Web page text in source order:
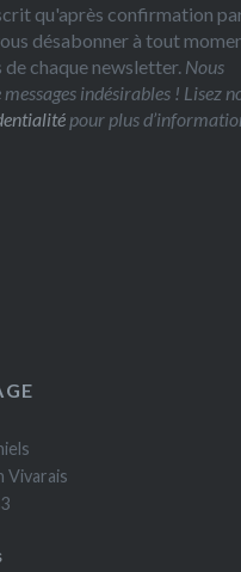
qu'après confirmation
désabonner à tout
de chaque newsletter. Nous
messages indésirables ! Lisez
pour plus
Vivarais